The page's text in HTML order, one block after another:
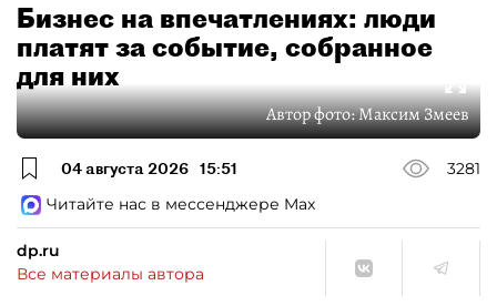
Бизнес на впечатлениях: люди
платят за событие, собранное
для них
Автор фото:Максим Змеев
04 августа 2026 15:51
3281
Читайте нас в мессенджере Max
dp.ru
Все материалы автора